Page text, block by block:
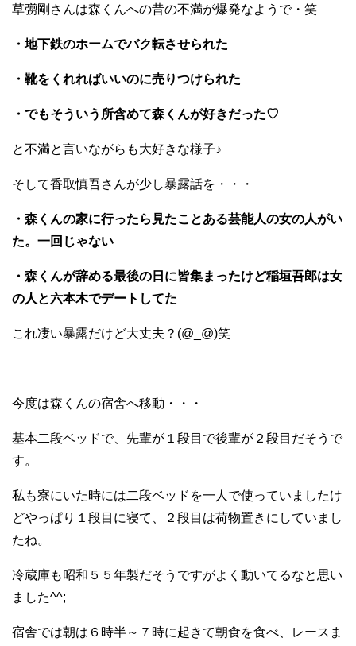
草彅剛さんは森くんへの昔の不満が爆発なようで・笑
・地下鉄のホームでバク転させられた
・靴をくれればいいのに売りつけられた
・でもそういう所含めて森くんが好きだった♡
と不満と言いながらも大好きな様子♪
そして香取慎吾さんが少し暴露話を・・・
・森くんの家に行ったら見たことある芸能人の女の人がい
た。一回じゃない
・森くんが辞める最後の日に皆集まったけど稲垣吾郎は女
の人と六本木でデートしてた
これ凄い暴露だけど大丈夫？(@_@)笑
今度は森くんの宿舎へ移動・・・
基本二段ベッドで、先輩が１段目で後輩が２段目だそうで
す。
私も寮にいた時には二段ベッドを一人で使っていましたけ
どやっぱり１段目に寝て、２段目は荷物置きにしていまし
たね。
冷蔵庫も昭和５５年製だそうですがよく動いてるなと思い
ました^^;
宿舎では朝は６時半～７時に起きて朝食を食べ、レースま